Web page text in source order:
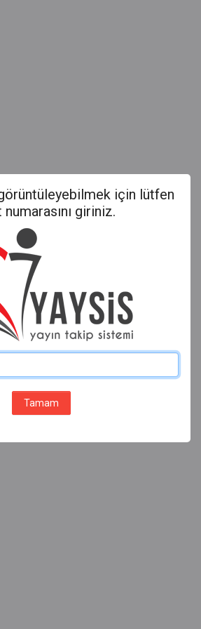
görüntüleyebilmek için lütfen
numarasını giriniz.
Tamam